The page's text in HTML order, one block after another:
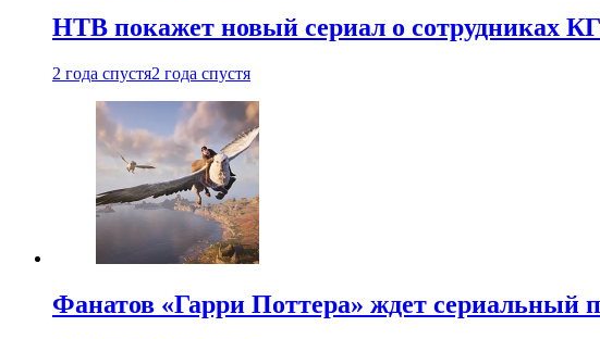
НТВ покажет новый сериал о сотрудниках
2 года спустя2 года спустя
Фанатов «Гарри Поттера» ждет сериальный